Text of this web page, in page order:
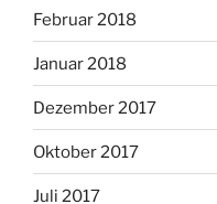
Februar 2018
Januar 2018
Dezember 2017
Oktober 2017
Juli 2017